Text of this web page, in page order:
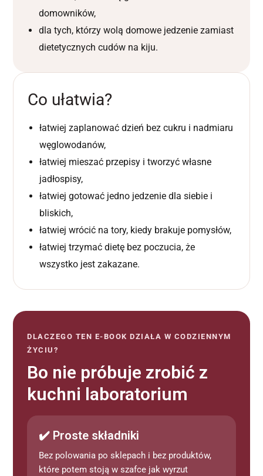
domowników,
dla tych, którzy wolą domowe jedzenie zamiast
dietetycznych cudów na kiju.
Co ułatwia?
łatwiej zaplanować dzień bez cukru i nadmiaru
węglowodanów,
łatwiej mieszać przepisy i tworzyć własne
jadłospisy,
łatwiej gotować jedno jedzenie dla siebie i
bliskich,
łatwiej wrócić na tory, kiedy brakuje pomysłów,
łatwiej trzymać dietę bez poczucia, że
wszystko jest zakazane.
DLACZEGO TEN E-BOOK DZIAŁA W CODZIENNYM
ŻYCIU?
Bo nie próbuje zrobić z
kuchni laboratorium
✔️ Proste składniki
Bez polowania po sklepach i bez produktów,
które potem stoją w szafce jak wyrzut